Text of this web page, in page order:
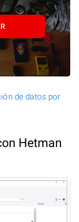
de datos por
Hetman